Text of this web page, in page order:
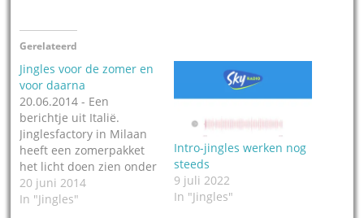
Gerelateerd
Jingles voor de zomer en
voor daarna
20.06.2014 - Een
berichtje uit Italië.
Jinglesfactory in Milaan
heeft een zomerpakket
het licht doen zien onder
de naam Pop rock
summer jingles. Met
20 juni 2014
In "Jingles"
Intro-jingles werken nog
steeds
9 juli 2022
In "Jingles"